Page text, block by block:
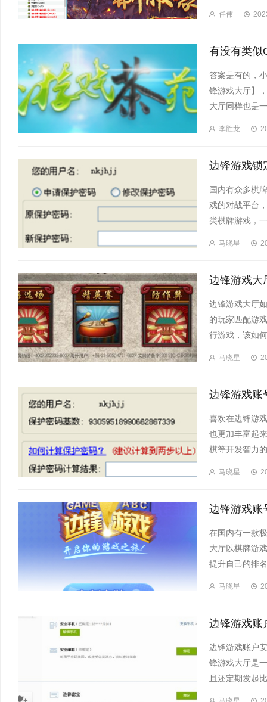
任伟
答案是有的，
锋游戏大厅】
大厅同样也是
李胜龙
国内有众多棋
戏的对战平台
类棋牌游戏，
马晓星
边锋游戏大厅
的玩家匹配游
行游戏，该如
马晓星
喜欢在边锋游
也更加丰富起
棋等开发智力
马晓星
在国内有一款
大厅以棋牌游
提升自己的排
马晓星
边锋游戏账
边锋游戏账户
锋游戏大厅是
且还定期发起